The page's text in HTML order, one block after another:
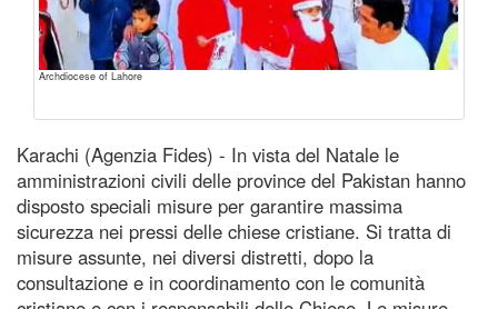
Archdiocese of Lahore
Karachi (Agenzia Fides) - In vista del Natale le
amministrazioni civili delle province del Pakistan hanno
disposto speciali misure per garantire massima
sicurezza nei pressi delle chiese cristiane. Si tratta di
misure assunte, nei diversi distretti, dopo la
consultazione e in coordinamento con le comunità